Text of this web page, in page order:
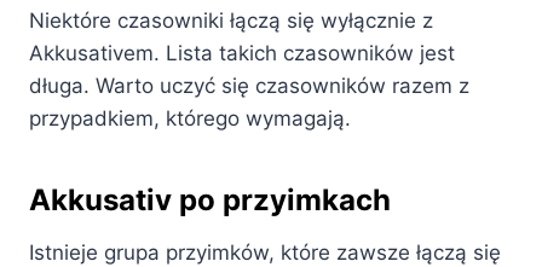
Niektóre czasowniki łączą się wyłącznie z
Akkusativem. Lista takich czasowników jest
długa. Warto uczyć się czasowników razem z
przypadkiem, którego wymagają.
Akkusativ po przyimkach
Istnieje grupa przyimków, które zawsze łączą się